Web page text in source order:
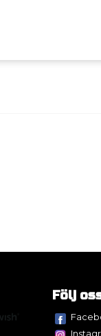
Följ